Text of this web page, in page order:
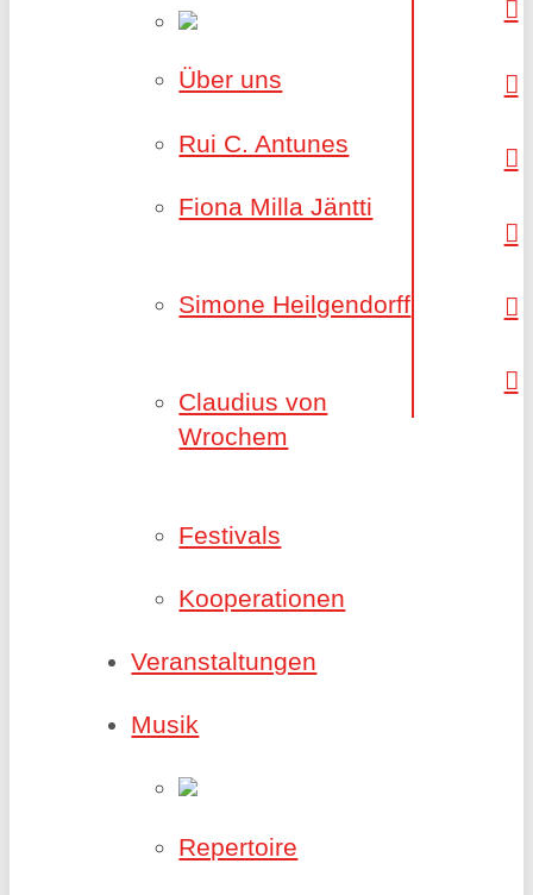
Über uns
Rui C. Antunes
Fiona Milla Jäntti
Simone Heilgendorff
Claudius von
Wrochem
Festivals
Kooperationen
Veranstaltungen
Musik
Repertoire